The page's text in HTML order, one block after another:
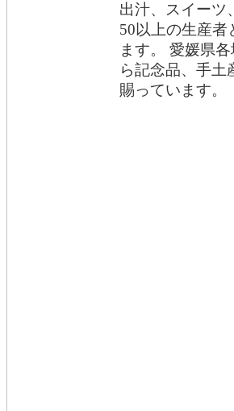
出汁、スイーツ
50以上の生産者
ます。 愛媛県
ら記念品、手土
賜っています。